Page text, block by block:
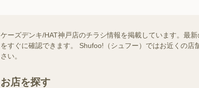
ケーズデンキ/HAT神戸店のチラシ情報を掲載しています。最
をすぐに確認できます。 Shufoo!（シュフー）ではお近くの
さい。
お店を探す